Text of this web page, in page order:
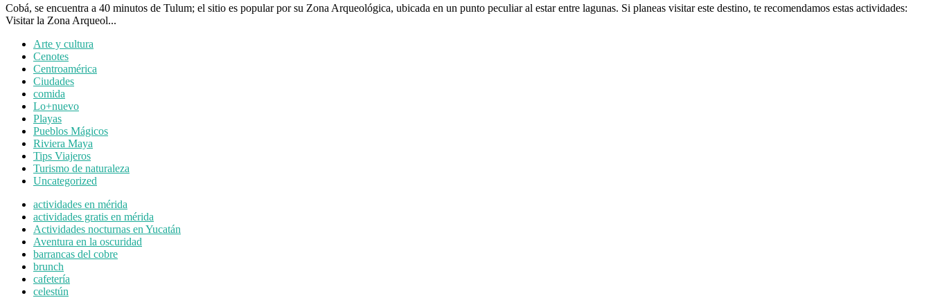
Cobá, se encuentra a 40 minutos de Tulum; el sitio es popular por su Zona Arqueológica, ubicada en un punto peculiar al estar entre lagunas. Si planeas visitar este destino, te recomendamos estas actividades:
Visitar la Zona Arqueol...
Arte y cultura
Cenotes
Centroamérica
Ciudades
comida
Lo+nuevo
Playas
Pueblos Mágicos
Riviera Maya
Tips Viajeros
Turismo de naturaleza
Uncategorized
actividades en mérida
actividades gratis en mérida
Actividades nocturnas en Yucatán
Aventura en la oscuridad
barrancas del cobre
brunch
cafetería
celestún